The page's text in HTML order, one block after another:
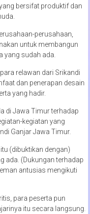
bersifat produktif dan
perusahaan,
untuk membangun
yang sudah ada.
relawan dari Srikandi
dan penerapan desain
yang hadir.
di Jawa Timur terhadap
kegiatan yang
Ganjar Jawa Timur.
(dibuktikan dengan)
ada. (Dukungan terhadap
antusias mengikuti
para peserta pun
itu secara langsung.